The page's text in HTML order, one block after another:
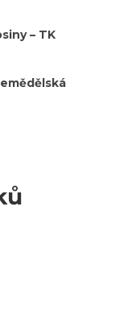
– TK